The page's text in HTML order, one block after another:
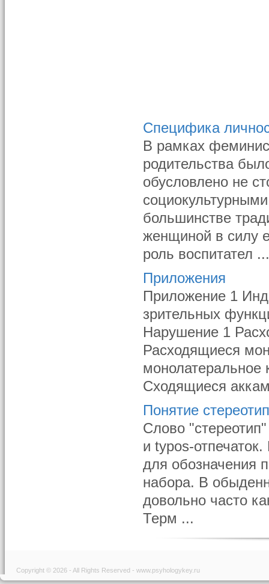
Специфика
В рамках
родительства
обусловлено не
большинстве
женщиной в силу
роль воспитател
Приложения
Приложение 1
зрительных
Нарушение 1
Расходящиеся
монолатеральное
Сходящиеся
Понятие
Слово
и typos-
для обозначения
набора. В
довольно часто
Терм ...
Copyright © 2026 - All Rights Reserved - www.psyhologykey.ru